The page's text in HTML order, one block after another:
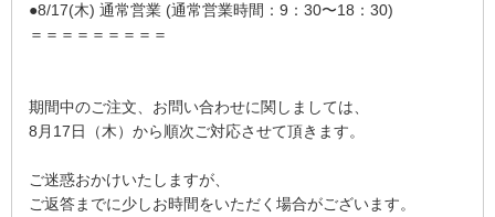
●8/17(木) 通常営業 (通常営業時間：9：30〜18：30)
＝＝＝＝＝＝＝＝＝
期間中のご注文、お問い合わせに関しましては、
8月17日（木）から順次ご対応させて頂きます。
ご迷惑おかけいたしますが、
ご返答までに少しお時間をいただく場合がございます。